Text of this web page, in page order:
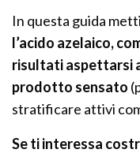
In questa guida
l’acido azelaico,
risultati aspettarsi
prodotto sensato
stratificare attivi
Se ti interessa